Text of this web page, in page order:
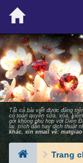
Tất cả bài viết được đăng
có toàn quyền sửa, xóa,
gởi không phù hợp với Diễn
lại, trích dẫn hay dịch thuật
khác, xin email về:
Trang